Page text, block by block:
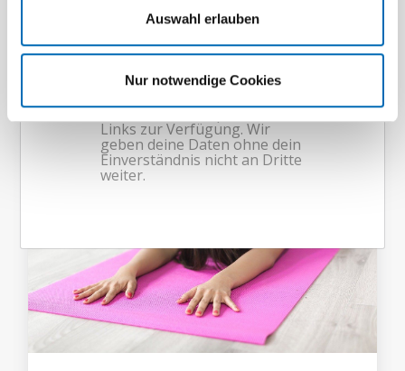
Auswahl erlauben
Nur notwendige Cookies
Kunst­rasen- und Beach­vol­ley­ball­
plätze.